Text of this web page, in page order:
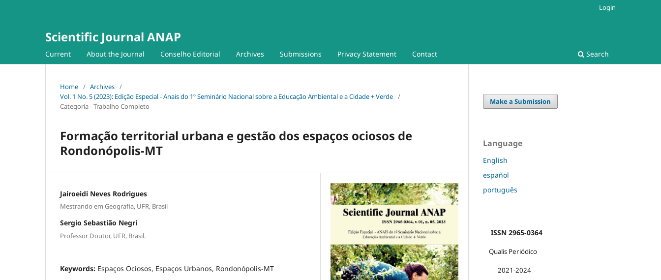
Scientific Journal ANAP
Current About the Journal Conselho Editorial Archives Submissions Privacy Statement Contact Search
Login
Home / Archives /
Vol. 1 No. 5 (2023): Edição Especial - Anais do 1º Seminário Nacional sobre a Educação Ambiental e a Cidade + Verde /
Categoria - Trabalho Completo
Formação territorial urbana e gestão dos espaços ociosos de
Rondonópolis-MT
Jairoeidi Neves Rodrigues
Mestrando em Geografia, UFR, Brasil
Sergio Sebastião Negri
Professor Doutor, UFR, Brasil.
Keywords: Espaços Ociosos, Espaços Urbanos, Rondonópolis-MT
Make a Submission
Language
English
español
português
ISSN 2965-0364
Qualis Periódico
2021-2024